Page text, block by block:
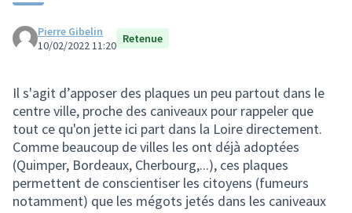
Pierre Gibelin
10/02/2022 11:20 Retenue
Il s'agit d’apposer des plaques un peu partout dans le
centre ville, proche des caniveaux pour rappeler que
tout ce qu'on jette ici part dans la Loire directement.
Comme beaucoup de villes les ont déjà adoptées
(Quimper, Bordeaux, Cherbourg,...), ces plaques
permettent de conscientiser les citoyens (fumeurs
notamment) que les mégots jetés dans les caniveaux